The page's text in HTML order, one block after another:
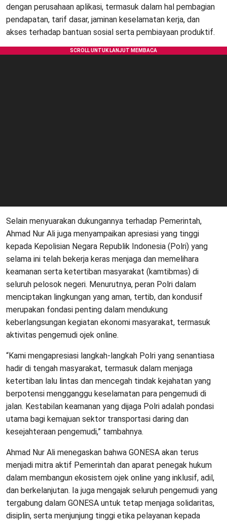
dengan perusahaan aplikasi, termasuk dalam hal pembagian
pendapatan, tarif dasar, jaminan keselamatan kerja, dan
akses terhadap bantuan sosial serta pembiayaan produktif.
Selain menyuarakan dukungannya terhadap Pemerintah,
Ahmad Nur Ali juga menyampaikan apresiasi yang tinggi
kepada Kepolisian Negara Republik Indonesia (Polri) yang
selama ini telah bekerja keras menjaga dan memelihara
keamanan serta ketertiban masyarakat (kamtibmas) di
seluruh pelosok negeri. Menurutnya, peran Polri dalam
menciptakan lingkungan yang aman, tertib, dan kondusif
merupakan fondasi penting dalam mendukung
keberlangsungan kegiatan ekonomi masyarakat, termasuk
aktivitas pengemudi ojek online.
“Kami mengapresiasi langkah-langkah Polri yang senantiasa
hadir di tengah masyarakat, termasuk dalam menjaga
ketertiban lalu lintas dan mencegah tindak kejahatan yang
berpotensi mengganggu keselamatan para pengemudi di
jalan. Kestabilan keamanan yang dijaga Polri adalah pondasi
utama bagi kemajuan sektor transportasi daring dan
kesejahteraan pengemudi,” tambahnya.
Ahmad Nur Ali menegaskan bahwa GONESA akan terus
menjadi mitra aktif Pemerintah dan aparat penegak hukum
dalam membangun ekosistem ojek online yang inklusif, adil,
dan berkelanjutan. Ia juga mengajak seluruh pengemudi yang
tergabung dalam GONESA untuk tetap menjaga solidaritas,
disiplin, serta menjunjung tinggi etika pelayanan kepada